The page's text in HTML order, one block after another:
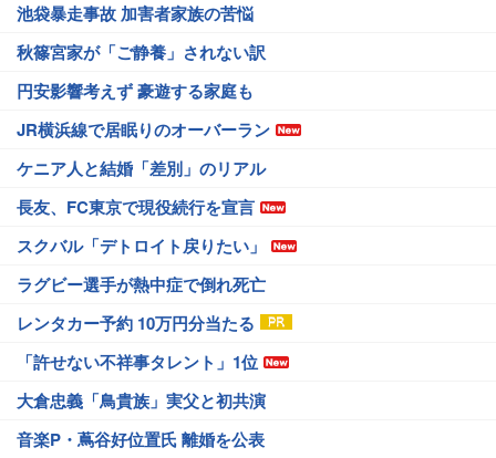
池袋暴走事故 加害者家族の苦悩
秋篠宮家が「ご静養」されない訳
円安影響考えず 豪遊する家庭も
JR横浜線で居眠りのオーバーラン
ケニア人と結婚「差別」のリアル
長友、FC東京で現役続行を宣言
スクバル「デトロイト戻りたい」
ラグビー選手が熱中症で倒れ死亡
レンタカー予約 10万円分当たる
「許せない不祥事タレント」1位
大倉忠義「鳥貴族」実父と初共演
音楽P・蔦谷好位置氏 離婚を公表